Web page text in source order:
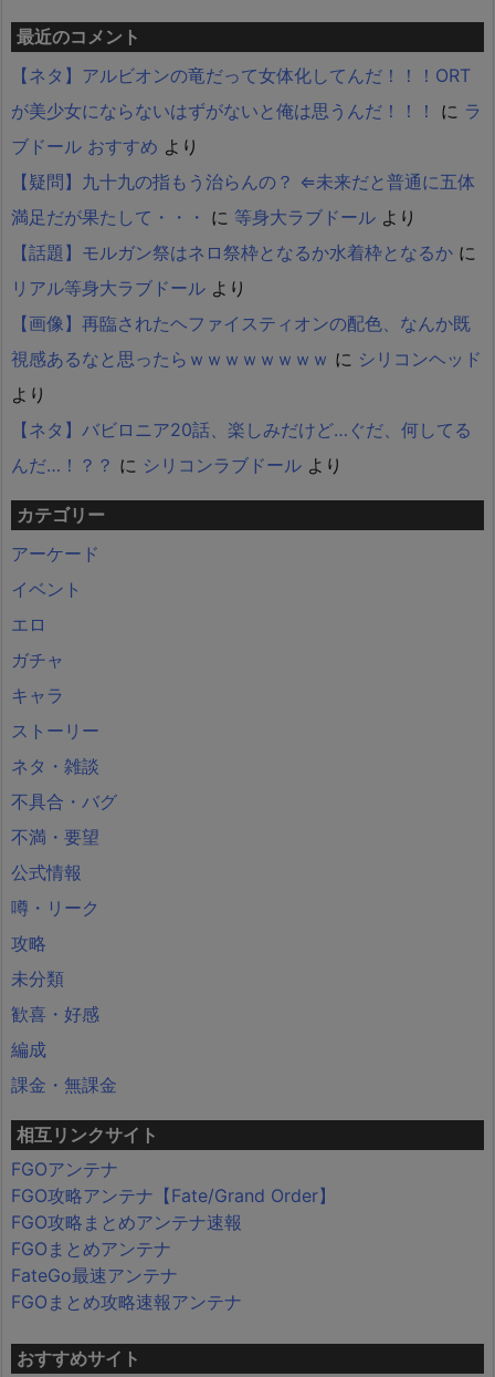
最近のコメント
【ネタ】アルビオンの竜だって女体化してんだ！！！ORT
が美少女にならないはずがないと俺は思うんだ！！！
に ラ
ブドール おすすめ より
【疑問】九十九の指もう治らんの？ ⇐未来だと普通に五体
満足だが果たして・・・ に 等身大ラブドール より
【話題】モルガン祭はネロ祭枠となるか水着枠となるか に
リアル等身大ラブドール より
【画像】再臨されたヘファイスティオンの配色、なんか既
視感あるなと思ったらｗｗｗｗｗｗｗｗ に シリコンヘッド
より
【ネタ】バビロニア20話、楽しみだけど…ぐだ、何してる
んだ…！？？ に シリコンラブドール より
カテゴリー
アーケード
イベント
エロ
ガチャ
キャラ
ストーリー
ネタ・雑談
不具合・バグ
不満・要望
公式情報
噂・リーク
攻略
未分類
歓喜・好感
編成
課金・無課金
相互リンクサイト
FGOアンテナ
FGO攻略アンテナ【Fate/Grand Order】
FGO攻略まとめアンテナ速報
FGOまとめアンテナ
FateGo最速アンテナ
FGOまとめ攻略速報アンテナ
おすすめサイト